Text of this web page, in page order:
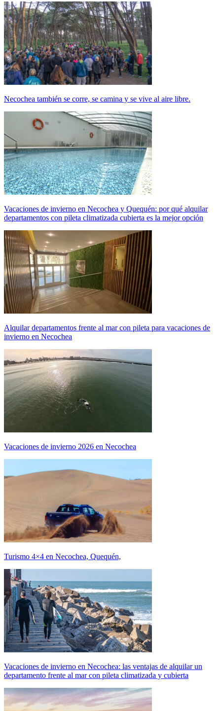
Necochea también se corre, se camina y se vive al aire libre.
Vacaciones de invierno en Necochea y Quequén: por qué alquilar
departamentos con pileta climatizada cubierta es la mejor opción
Alquilar departamentos frente al mar con pileta para vacaciones de
invierno en Necochea
Vacaciones de invierno 2026 en Necochea
Turismo 4×4 en Necochea, Quequén,
Vacaciones de invierno en Necochea: las ventajas de alquilar un
departamento frente al mar con pileta climatizada y cubierta